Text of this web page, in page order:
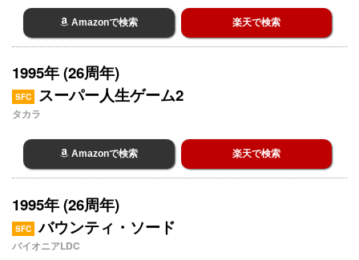
Amazonで検索 楽天で検索
1995年 (26周年)
SFC スーパー人生ゲーム2
タカラ
Amazonで検索 楽天で検索
1995年 (26周年)
SFC バウンティ・ソード
パイオニアLDC